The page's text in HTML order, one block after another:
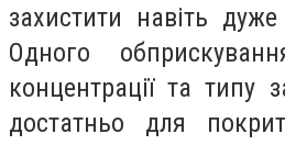
захистити навіть
Одного
концентрації та типу
достатньо для